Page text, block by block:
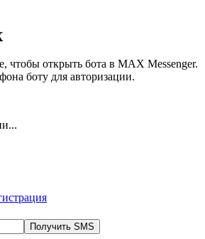
чтобы открыть бота в MAX Messenger.
боту для авторизации.
Получить SMS